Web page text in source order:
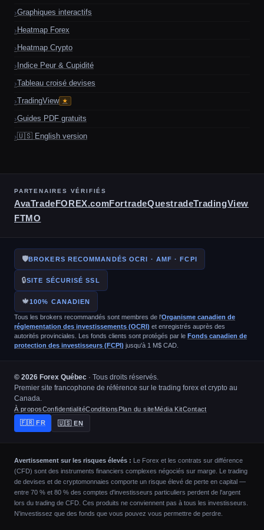
Graphiques interactifs
Heatmap Forex
Heatmap Crypto
Indice Peur & Cupidité
Tableau croisé devises
TradingView ★
Guides PDF gratuits
🇺🇸 English version
PARTENAIRES VÉRIFIÉS
AvaTradeFOREX.comFortradeQuestradeTradingView
FTMO
🛡BROKERS RECOMMANDÉS OCRI · AMF · FCPI
🔒SITE SÉCURISÉ SSL
🍁100% CANADIEN
Tous les brokers recommandés sont membres de l'Organisme canadien de
réglementation des investissements (OCRI) et enregistrés auprès des
autorités provinciales. Les fonds clients sont protégés par le Fonds canadien de
protection des investisseurs (FCPI) jusqu'à 1 M$ CAD.
© 2026 Forex Québec · Tous droits réservés.
Premier site francophone de référence sur le trading forex et crypto au
Canada.
À proposConfidentialitéConditions Plan du siteMédia KitContact
🇫🇷 FR
🇺🇸 EN
Avertissement sur les risques élevés : Le Forex et les contrats sur différence
(CFD) sont des instruments financiers complexes négociés sur marge. Le trading
de devises et de cryptomonnaies comporte un risque élevé de perte en capital —
entre 70 % et 80 % des comptes d'investisseurs particuliers perdent de l'argent
lors du trading de CFD. Ces produits ne conviennent pas à tous les investisseurs.
N'investissez que des fonds que vous pouvez vous permettre de perdre.